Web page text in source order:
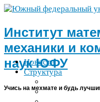
Институт
механики и
наукЮФУ
Учись на мехмате и будь
Новости
Структура